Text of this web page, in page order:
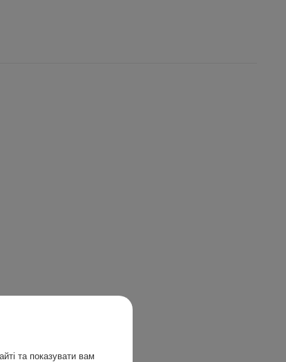
та показувати вам